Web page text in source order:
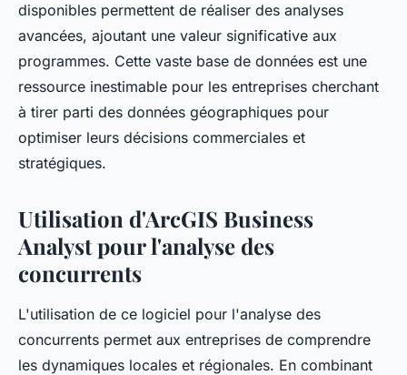
disponibles permettent de réaliser des analyses
avancées, ajoutant une valeur significative aux
programmes. Cette vaste base de données est une
ressource inestimable pour les entreprises cherchant
à tirer parti des données géographiques pour
optimiser leurs décisions commerciales et
stratégiques.
Utilisation d'ArcGIS Business
Analyst pour l'analyse des
concurrents
L'utilisation de ce logiciel pour l'analyse des
concurrents permet aux entreprises de comprendre
les dynamiques locales et régionales. En combinant